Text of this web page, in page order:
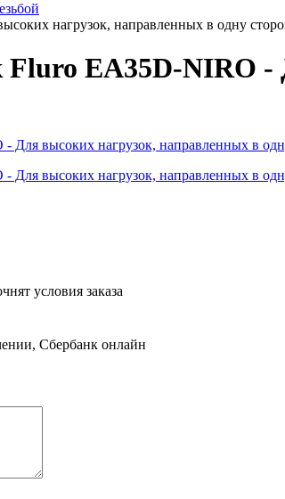
нагрузок, направленных в одну
EA35D-NIRO -
условия заказа
Сбербанк онлайн